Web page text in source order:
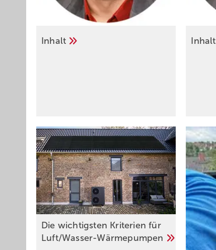
Inhalt Inhalt
Die wichtigsten Kriterien für
Luft/Wasser-Wärmepumpen